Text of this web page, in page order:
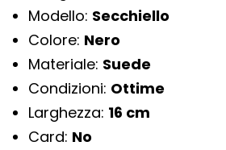
Modello: Secchiello
Colore: Nero
Materiale: Suede
Condizioni: Ottime
Larghezza: 16 cm
Card: No